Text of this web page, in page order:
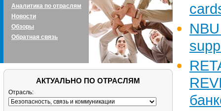
Аналитика по отраслям
Новости
Обзоры
Обратная связь
АКТУАЛЬНО ПО ОТРАСЛЯМ
Отрасль: